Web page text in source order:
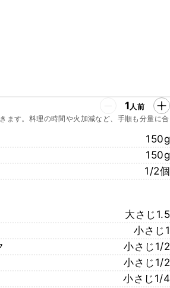
1人前
ます。料理の時間や火加減など、手順も分量に合
150g
150g
1/2個
大さじ1.5
小さじ1
小さじ1/2
小さじ1/2
小さじ1/4